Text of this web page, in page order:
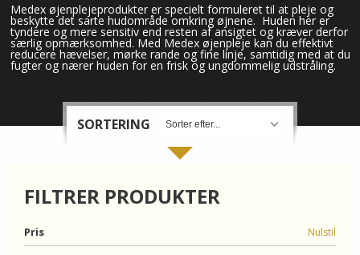
VIPPER & BRYN
ORGANIC
BESTIL
NYHEDER
Medex øjenplejeprodukter er specielt formuleret til at pleje og
beskytte det sarte hudområde omkring øjnene. Huden her er
tyndere og mere sensitiv end resten af ansigtet og kræver derfor
særlig opmærksomhed. Med Medex øjenpleje kan du effektivt
reducere hævelser, mørke rande og fine linje, samtidig med at du
fugter og nærer huden for en frisk og ungdommelig udstråling.
SORTERING
FILTRER PRODUKTER
Pris Nulstil